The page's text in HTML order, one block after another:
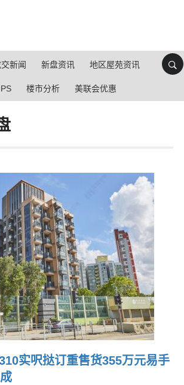
新闻 新盘资讯 地区屋苑资讯
楼市分析 美联会优惠
实呎挞订重售货355万元易手